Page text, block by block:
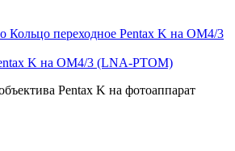
K на OM4/3 (LNA-PTOM)
Pentax K на фотоаппарат